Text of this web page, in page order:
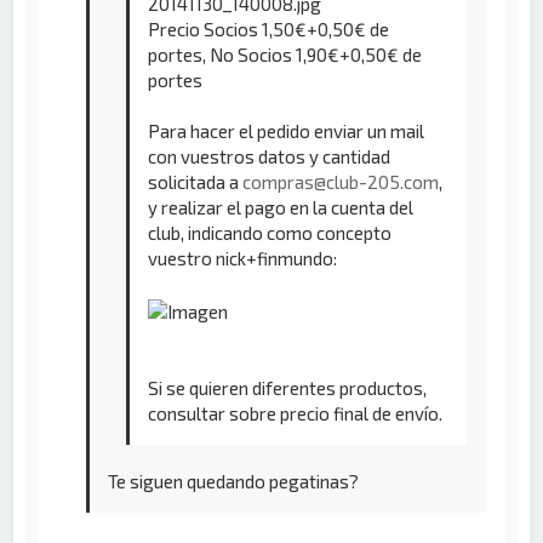
Precio Socios 1,50€+0,50€ de
portes, No Socios 1,90€+0,50€ de
portes
Para hacer el pedido enviar un mail
con vuestros datos y cantidad
solicitada acompras@club-205.com,
y realizar el pago en la cuenta del
club, indicando como concepto
vuestro nick+finmundo:
Si se quieren diferentes productos,
consultar sobre precio final de envío.
Te siguen quedando pegatinas?